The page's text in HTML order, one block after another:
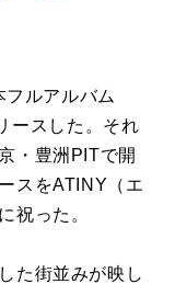
ルアルバム
ースした。それ
・豊洲PITで開
スをATINY（エ
祝った。
た街並みが映し